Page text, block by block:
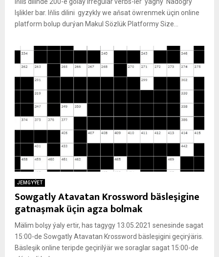
Işlikler bar. Iňlis dilini gyzykly we aňsat öwrenmek üçin online
platform bolup durýan Makul Sözlük Platformy Size...
JEMGYÝET
Sowgatly Atavatan Krossword bäsleşigine
gatnaşmak üçin agza bolmak
Mälim bolşy ýaly ertir, has tagygy 13.05.2021 senesinde sagat
15:00-de Sowgatly Atavatan Krossword bäsleşigini geçirýäris.
Bäsleşik online teripde geçirilýär we soraglar sagat 15:00-de